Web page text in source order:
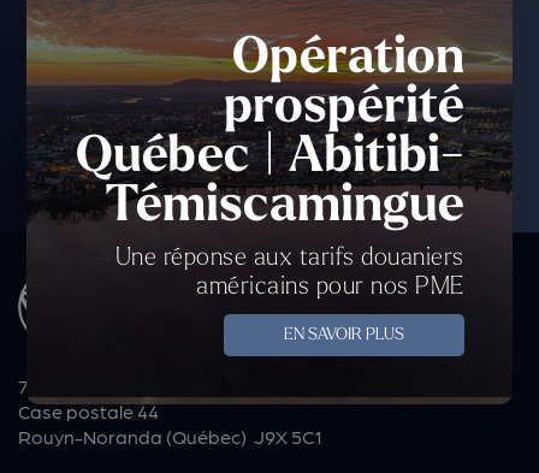
70, avenue du Lac
Case postale 44
Rouyn-Noranda (Québec) J9X 5C1
Opération
prospérité
Québec | Abitibi-
Témiscamingue
Une réponse aux tarifs douaniers
américains pour nos PME
EN SAVOIR PLUS